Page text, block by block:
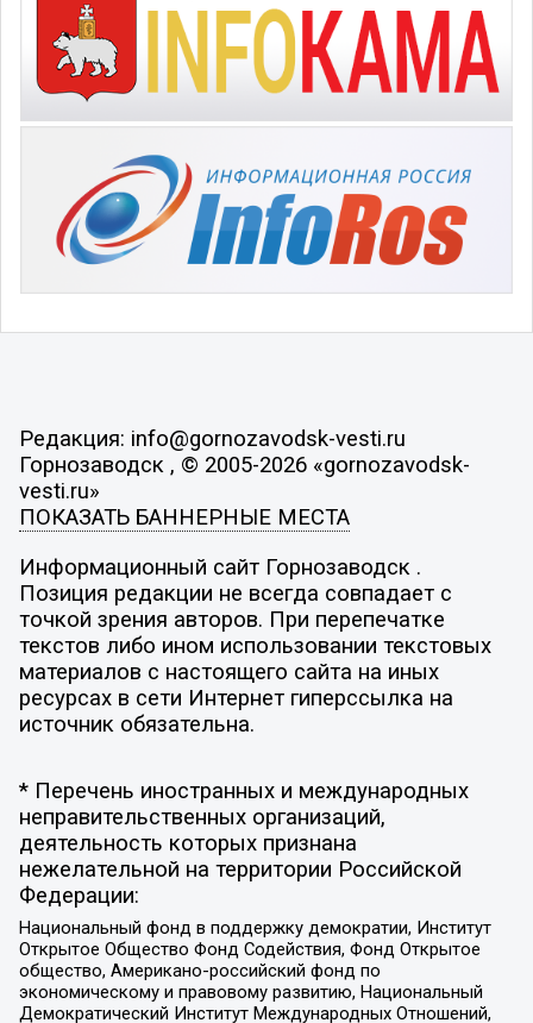
Редакция: info@gornozavodsk-vesti.ru
Горнозаводск , © 2005-2026 «gornozavodsk-
vesti.ru»
ПОКАЗАТЬ БАННЕРНЫЕ МЕСТА
Информационный сайт Горнозаводск .
Позиция редакции не всегда совпадает с
точкой зрения авторов. При перепечатке
текстов либо ином использовании текстовых
материалов с настоящего сайта на иных
ресурсах в сети Интернет гиперссылка на
источник обязательна.
* Перечень иностранных и международных
неправительственных организаций,
деятельность которых признана
нежелательной на территории Российской
Федерации:
Национальный фонд в поддержку демократии, Институт
Открытое Общество Фонд Содействия, Фонд Открытое
общество, Американо-российский фонд по
экономическому и правовому развитию, Национальный
Демократический Институт Международных Отношений,